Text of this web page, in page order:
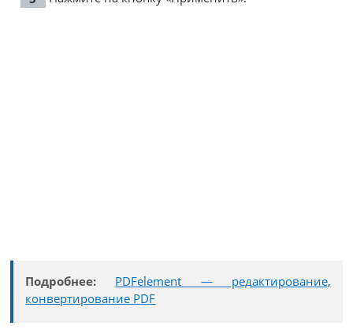
Подробнее:
PDFelement — редактирование,
конвертирование PDF